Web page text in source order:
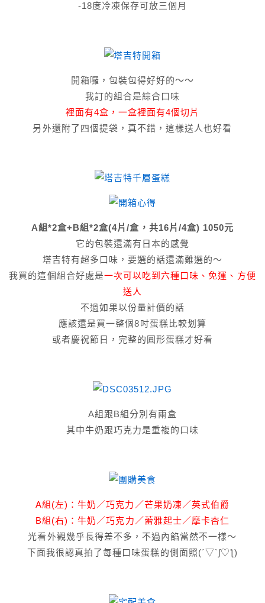
-18度冷凍保存可放三個月
開箱囉，包裝包得好好的～～
我訂的組合是綜合口味
裡面有4盒，一盒裡面有4個切片
另外還附了四個提袋，真不錯，這樣送人也好看
A組*2盒+B組*2盒(4片/盒，共16片/4盒) 1050元
它的包裝還滿有日本的感覺
塔吉特有超多口味，要選的話還滿難選的～
我買的這個組合好處是一次可以吃到六種口味、免運、方便
送人
不過如果以份量計價的話
應該還是買一整個8吋蛋糕比較划算
或者慶祝節日，完整的圓形蛋糕才好看
A組跟B組分別有兩盒
其中牛奶跟巧克力是重複的口味
A組(左)：牛奶／巧克力／芒果奶凍／英式伯爵
B組(右)：牛奶／巧克力／蕾雅起士／摩卡杏仁
光看外觀幾乎長得差不多，不過內餡當然不一樣～
下面我很認真拍了每種口味蛋糕的側面照(´▽`ʃ♡ƪ)